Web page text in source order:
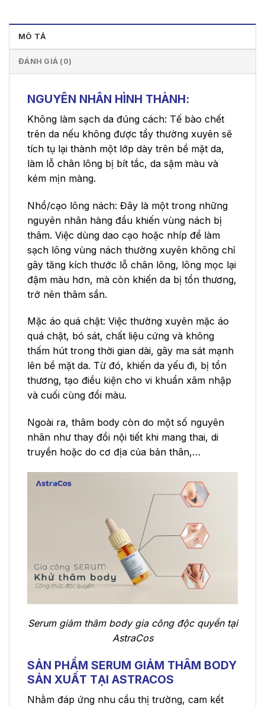
MÔ TẢ
ĐÁNH GIÁ (0)
NGUYÊN NHÂN HÌNH THÀNH:
Không làm sạch da đúng cách: Tế bào chết
trên da nếu không được tẩy thường xuyên sẽ
tích tụ lại thành một lớp dày trên bề mặt da,
làm lỗ chân lông bị bít tắc, da sậm màu và
kém mịn màng.
Nhổ/cạo lông nách: Đây là một trong những
nguyên nhân hàng đầu khiến vùng nách bị
thâm. Việc dùng dao cạo hoặc nhíp để làm
sạch lông vùng nách thường xuyên không chỉ
gây tăng kích thước lỗ chân lông, lông mọc lại
đậm màu hơn, mà còn khiến da bị tổn thương,
trở nên thâm sần.
Mặc áo quá chật: Việc thường xuyên mặc áo
quá chật, bó sát, chất liệu cứng và không
thấm hút trong thời gian dài, gây ma sát mạnh
lên bề mặt da. Từ đó, khiến da yếu đi, bị tổn
thương, tạo điều kiện cho vi khuẩn xâm nhập
và cuối cùng đổi màu.
Ngoài ra, thâm body còn do một số nguyên
nhân như thay đổi nội tiết khi mang thai, di
truyền hoặc do cơ địa của bản thân,…
Serum giảm thâm body gia công độc quyền tại
AstraCos
SẢN PHẨM SERUM GIẢM THÂM BODY
SẢN XUẤT TẠI ASTRACOS
Nhằm đáp ứng nhu cầu thị trường, cam kết